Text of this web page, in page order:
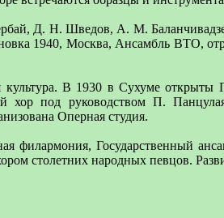
Д. Н. Шведов, А. М.
1940, Москва, Ансамбль ВТО,
В 1930 в Сухуме открыты
хор под руководством П.
Оперная студия.
филармония, Государственный
столетних народных певцов.